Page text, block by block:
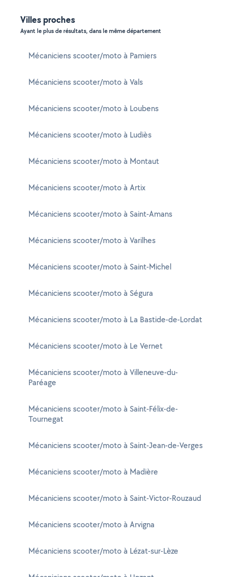
Villes proches
Ayant le plus de résultats, dans le même département
Mécaniciens scooter/moto à Pamiers
Mécaniciens scooter/moto à Vals
Mécaniciens scooter/moto à Loubens
Mécaniciens scooter/moto à Ludiès
Mécaniciens scooter/moto à Montaut
Mécaniciens scooter/moto à Artix
Mécaniciens scooter/moto à Saint-Amans
Mécaniciens scooter/moto à Varilhes
Mécaniciens scooter/moto à Saint-Michel
Mécaniciens scooter/moto à Ségura
Mécaniciens scooter/moto à La Bastide-de-Lordat
Mécaniciens scooter/moto à Le Vernet
Mécaniciens scooter/moto à Villeneuve-du-
Paréage
Mécaniciens scooter/moto à Saint-Félix-de-
Tournegat
Mécaniciens scooter/moto à Saint-Jean-de-Verges
Mécaniciens scooter/moto à Madière
Mécaniciens scooter/moto à Saint-Victor-Rouzaud
Mécaniciens scooter/moto à Arvigna
Mécaniciens scooter/moto à Lézat-sur-Lèze